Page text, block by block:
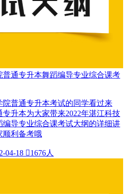
普通专升本舞蹈编导专业综合课考
院普通专升本考试的同学看过来
升本为大家带来2022年湛江科技
编导专业综合课考试大纲的详细讲
顺利备考哦
04-18 1676人